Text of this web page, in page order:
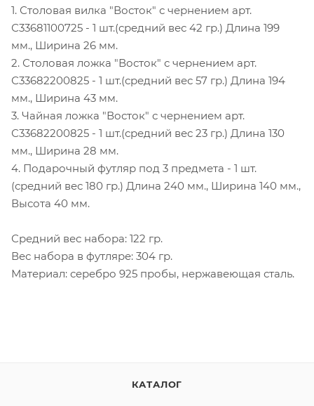
1. Столовая вилка "Восток" с чернением арт.
С33681100725 - 1 шт.(средний вес 42 гр.) Длина 199
мм., Ширина 26 мм.
2. Столовая ложка "Восток" с чернением арт.
С33682200825 - 1 шт.(средний вес 57 гр.) Длина 194
мм., Ширина 43 мм.
3. Чайная ложка "Восток" с чернением арт.
С33682200825 - 1 шт.(средний вес 23 гр.) Длина 130
мм., Ширина 28 мм.
4. Подарочный футляр под 3 предмета - 1 шт.
(средний вес 180 гр.) Длина 240 мм., Ширина 140 мм.,
Высота 40 мм.
Средний вес набора: 122 гр.
Вес набора в футляре: 304 гр.
Материал: серебро 925 пробы, нержавеющая сталь.
КАТАЛОГ